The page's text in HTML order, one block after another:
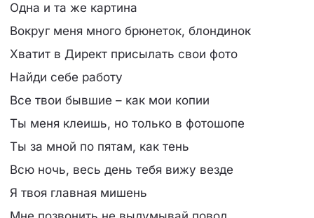
Одна и та же картина
Вокруг меня много брюнеток, блондинок
Хватит в Директ присылать свои фото
Найди себе работу
Все твои бывшие – как мои копии
Ты меня клеишь, но только в фотошопе
Ты за мной по пятам, как тень
Всю ночь, весь день тебя вижу везде
Я твоя главная мишень